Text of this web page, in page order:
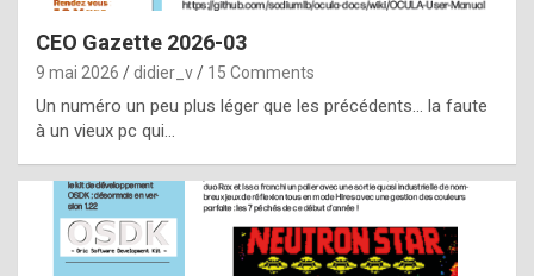
i
e
f
o
m
m
CEO Gazette 2026-03
9 mai 2026 didier_v 15 Comments
Un numéro un peu plus léger que les précédents… la faute
à un vieux pc qui…